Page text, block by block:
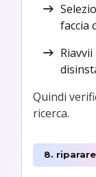
faccia
Quindi
ricerca.
8.